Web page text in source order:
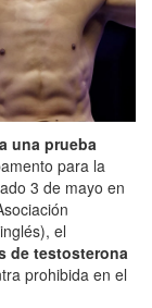
una prueba
para la
3 de mayo en
el
de testosterona
prohibida en el